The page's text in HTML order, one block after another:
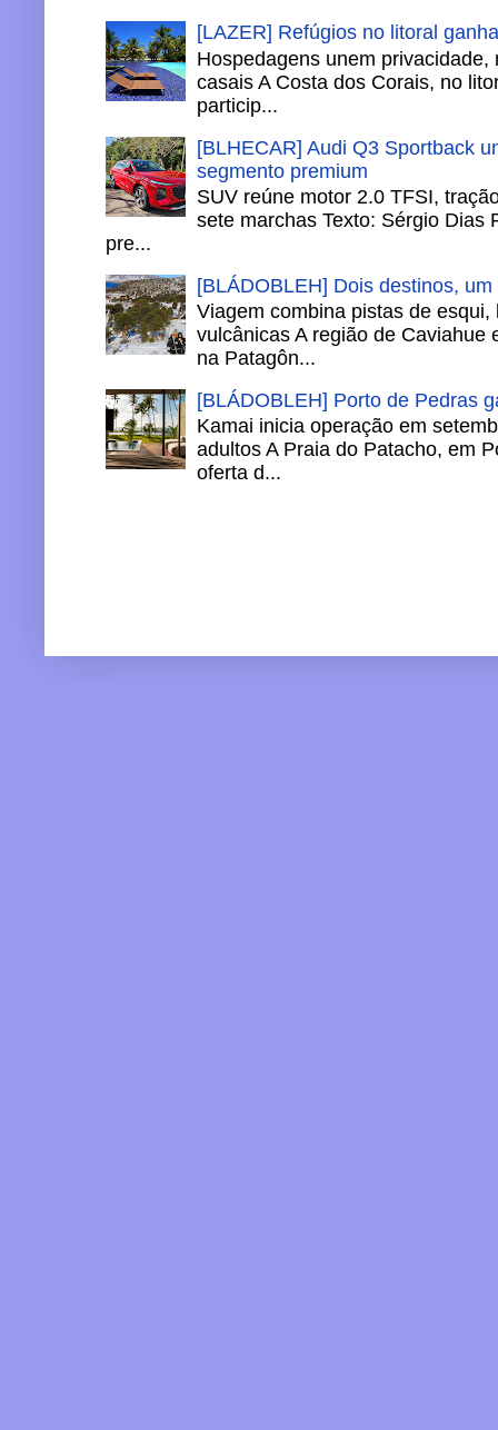
[LAZER] Refúgios no litoral
Hospedagens unem
casais A Costa dos Corais, no
particip...
[BLHECAR] Audi Q3 Sportback
segmento premium
SUV reúne motor 2.0 TFSI,
sete marchas Texto: Sérgio Dias
pre...
[BLÁDOBLEH] Dois destinos,
Viagem combina pistas de
vulcânicas A região de Caviahue
na Patagôn...
[BLÁDOBLEH] Porto de Pedras
Kamai inicia operação em
adultos A Praia do Patacho, em
oferta d...